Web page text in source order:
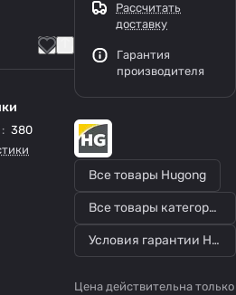
: 380
Рассчитать
доставку
Гарантия
производителя
Все товары Hugong
Все товары категории
Условия гарантии Hugong
Цена действительна только